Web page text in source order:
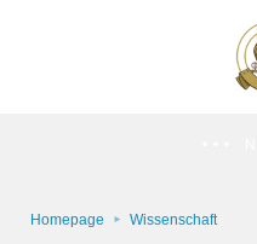
Homepage Wissenschaft